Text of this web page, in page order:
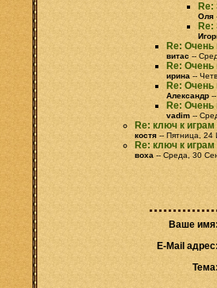
Оля
Re:
витас --
Re:
ирина --
Re:
Александр
Re:
vadim --
Re: ключ к
костя -- Пятница,
Re: ключ к
воха -- Среда, 30
Ваше
E-Mail